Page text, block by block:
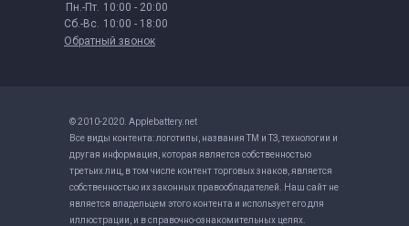
Пн.-Пт. 10:00 - 20:00
Сб.-Вс. 10:00 - 18:00
Обратный звонок
© 2010-2020. Applebattery.net
Все виды контента: логотипы, названия ТМ и ТЗ, технологии и
другая информация, которая является собственностью
третьих лиц, в том числе контент торговых знаков, является
собственностью их законных правообладателей. Наш сайт не
является владельцем этого контента и использует его для
иллюстрации, и в справочно-ознакомительных целях.